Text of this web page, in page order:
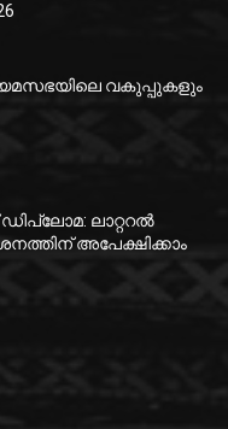
വകുപ്പുകളും
ലാറ്ററൽ
അപേക്ഷിക്കാം